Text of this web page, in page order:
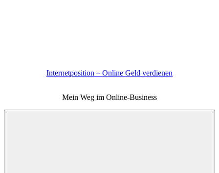
Internetposition – Online Geld verdienen
Mein Weg im Online-Business